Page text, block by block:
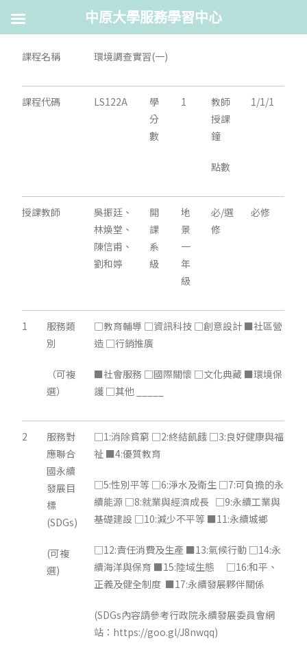
課程名稱 環境調查實習(一)
課程代碼 LS122A
學
分
數
1
教師
授課
鐘
點數
1/1/1
授課教師
吳振廷、
林煥堂、
陳信甫、
劉和婷
開
課
系
級
地
景
一
年
級
必/選
修
必修
1
服務類
別
（可複
選）
□教育輔導 □資訊科技 □創意設計 ■社區營
造 □行銷推廣
■社會服務 □國際關懷 □文化典藏 ■環境保
護 □其他 _____
2
服務對
應聯合
國永續
發展目
標
(SDGs)
(可複
選)
□1:消除貧窮 □2:終結飢餓 □3:良好健康與福
祉 ■4:優質教育
□5:性別平等 □6:淨水及衛生 □7:可負擔的永
續能源 □8:就業與經濟成長 □9:永續工業與
基礎建設 □10:減少不平等 ■11:永續城鄉
□12:責任消費及生產 ■13:氣候行動 □14:永
續海洋與保育 ■15:陸域生態 □16:和平、
正義及健全制度 ■17:永續發展夥伴關係
(SDGs內容請參考行政院永續發展委員會網
站：https://goo.gl/J8nwqq)
中原大學服務學習中心